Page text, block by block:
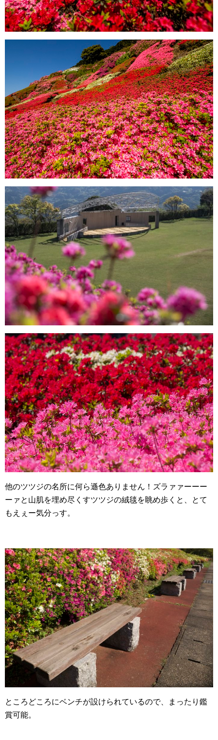
他のツツジの名所に何ら遜色ありません！ズラァァーーー
ーァと山肌を埋め尽くすツツジの絨毯を眺め歩くと、とて
もえぇー気分っす。
ところどころにベンチが設けられているので、まったり鑑
賞可能。